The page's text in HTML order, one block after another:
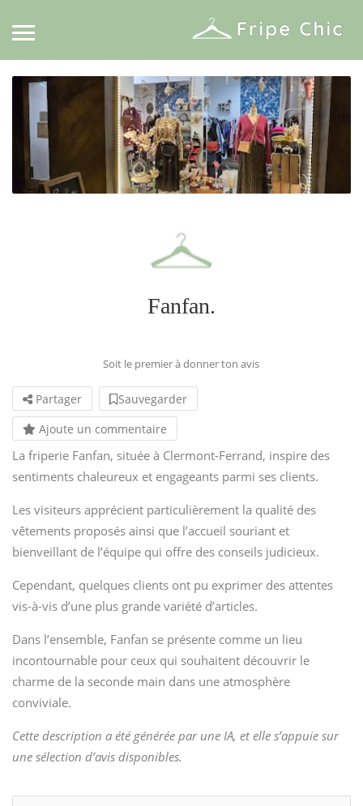
Fanfan.
Soit le premier à donner ton avis
Partager
Sauvegarder
Ajoute un commentaire
La friperie Fanfan, située à Clermont-Ferrand, inspire des
sentiments chaleureux et engageants parmi ses clients.
Les visiteurs apprécient particulièrement la qualité des
vêtements proposés ainsi que l’accueil souriant et
bienveillant de l’équipe qui offre des conseils judicieux.
Cependant, quelques clients ont pu exprimer des attentes
vis-à-vis d’une plus grande variété d’articles.
Dans l’ensemble, Fanfan se présente comme un lieu
incontournable pour ceux qui souhaitent découvrir le
charme de la seconde main dans une atmosphère
conviviale.
Cette description a été générée par une IA, et elle s’appuie sur
une sélection d’avis disponibles.